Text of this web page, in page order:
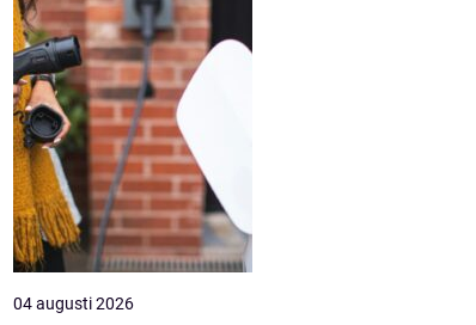
04 augusti 2026